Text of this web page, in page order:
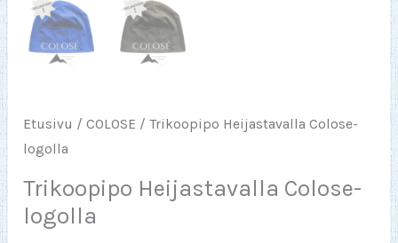
Etusivu /COLOSE / Trikoopipo Heijastavalla Colose-
logolla
Trikoopipo Heijastavalla Colose-
logolla